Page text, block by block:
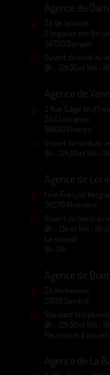
Agence de
ZA de la lande
2 Impasse des
56750 Damgan
Ouvert du lundi au
9h - 12h30 et 14h - 18h
Agence de
2 Rue Edgar touffreau
ZAC Luscanen
56880 Ploeren
Ouvert du lundi au
9h - 12h30 et 14h - 18h
Agence de
1 rue François
56270 Ploemeur
Ouvert du mardi au
9h - 13h et 14h -
Le samedi
8h-13h
Agence de
ZA Kerbenoen
29120 Combrit
Standard
9h - 12h30 et 14h - 18h
Pas encore d'accueil
Agence de La